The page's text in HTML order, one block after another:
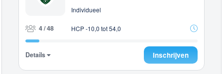
Individueel
4 / 48 HCP -10,0 tot 54,0
Details Inschrijven